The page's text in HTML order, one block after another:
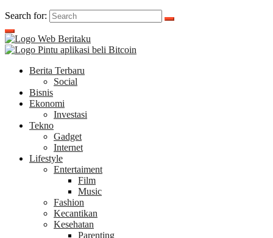
Search for:
Berita Terbaru
Social
Bisnis
Ekonomi
Investasi
Tekno
Gadget
Internet
Lifestyle
Entertaiment
Film
Music
Fashion
Kecantikan
Kesehatan
Parenting